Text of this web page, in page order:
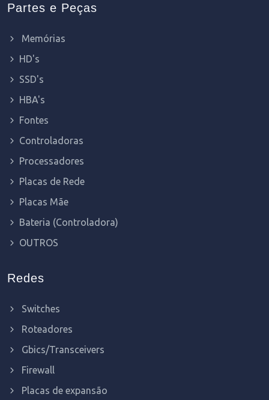
Partes e Peças
Memórias
HD's
SSD's
HBA's
Fontes
Controladoras
Processadores
Placas de Rede
Placas Mãe
Bateria (Controladora)
OUTROS
Redes
Switches
Roteadores
Gbics/Transceivers
Firewall
Placas de expansão